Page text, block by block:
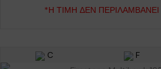
*Η ΤΙΜΉ ΔΕΝ
C F